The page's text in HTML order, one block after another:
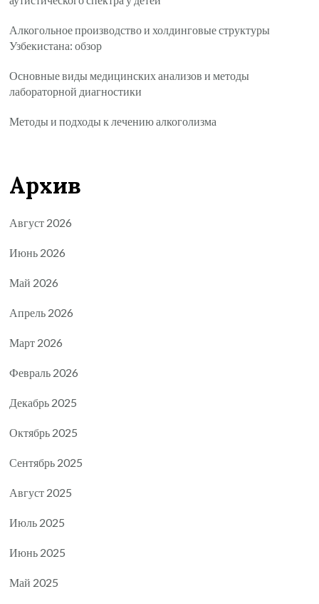
Алкогольное производство и холдинговые структуры
Узбекистана: обзор
Основные виды медицинских анализов и методы
лабораторной диагностики
Методы и подходы к лечению алкоголизма
Архив
Август 2026
Июнь 2026
Май 2026
Апрель 2026
Март 2026
Февраль 2026
Декабрь 2025
Октябрь 2025
Сентябрь 2025
Август 2025
Июль 2025
Июнь 2025
Май 2025